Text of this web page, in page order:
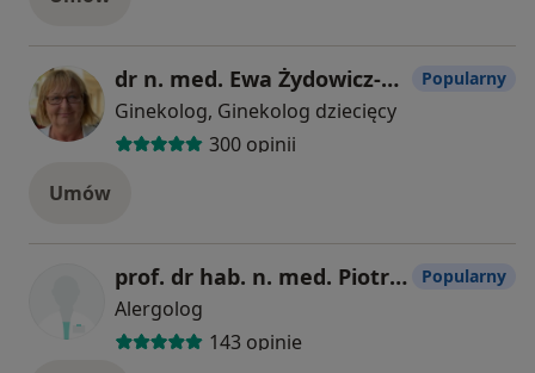
dr n. med. Ewa Żydowicz-Mucha
Ginekolog, Ginekolog dziecięcy
300 opinii
Popularny
Umów
prof. dr hab. n. med. Piotr Kuna
Alergolog
143 opinie
Popularny